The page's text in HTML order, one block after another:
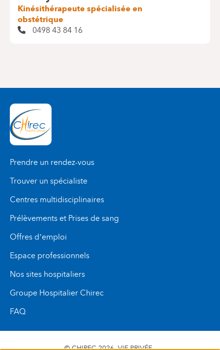
Kinésithérapeute spécialisée en
obstétrique
0498 43 84 16
Prendre un rendez-vous
Trouver un spécialiste
Centres multidisciplinaires
Prélèvements et Prises de sang
Offres d’emploi
Espace professionnels
Nos sites hospitaliers
Groupe Hospitalier Chirec
FAQ